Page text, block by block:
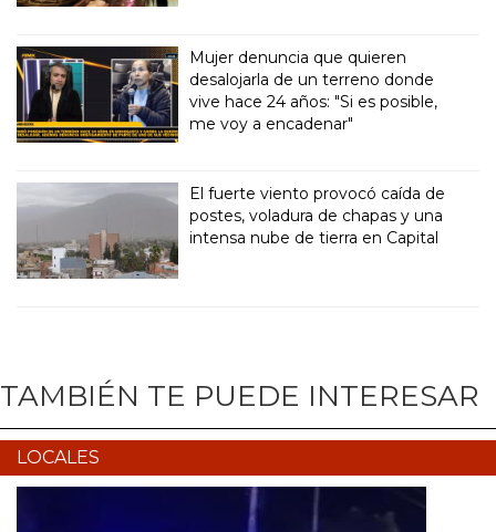
Mujer denuncia que quieren
desalojarla de un terreno donde
vive hace 24 años: "Si es posible,
me voy a encadenar"
El fuerte viento provocó caída de
postes, voladura de chapas y una
intensa nube de tierra en Capital
TAMBIÉN TE PUEDE INTERESAR
LOCALES